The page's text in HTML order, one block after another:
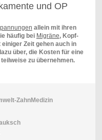
und OP
allein mit ihren
häufig bei Migräne, Kopf-
einiger Zeit gehen auch in
über, die Kosten für eine
zu übernehmen.
ZahnMedizin